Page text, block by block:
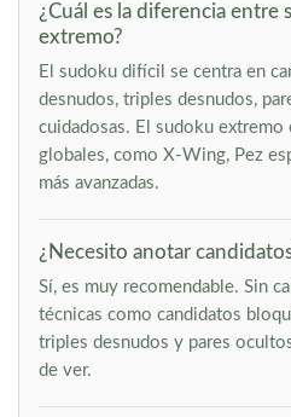
¿Cuál es la diferencia entre
extremo?
El sudoku difícil se centra en
desnudos, triples desnudos,
cuidadosas. El sudoku extremo
globales, como X-Wing, Pez
más avanzadas.
¿Necesito anotar
Sí, es muy recomendable. Sin
técnicas como candidatos
triples desnudos y pares
de ver.